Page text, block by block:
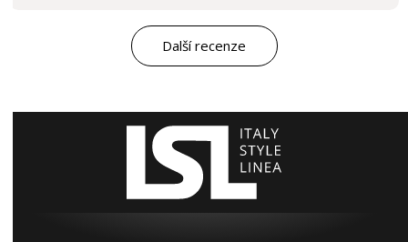
Další recenze